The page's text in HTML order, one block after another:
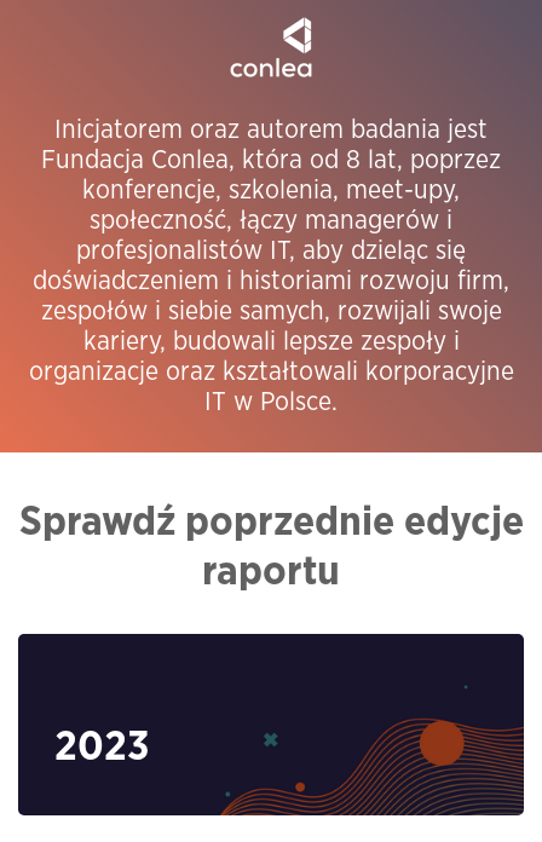
Inicjatorem oraz autorem badania jest
Fundacja Conlea, która od 8 lat, poprzez
konferencje, szkolenia, meet-upy,
społeczność, łączy managerów i
profesjonalistów IT, aby dzieląc się
doświadczeniem i historiami rozwoju firm,
zespołów i siebie samych, rozwijali swoje
kariery, budowali lepsze zespoły i
organizacje oraz kształtowali korporacyjne
IT w Polsce.
Sprawdź poprzednie edycje
raportu
2023